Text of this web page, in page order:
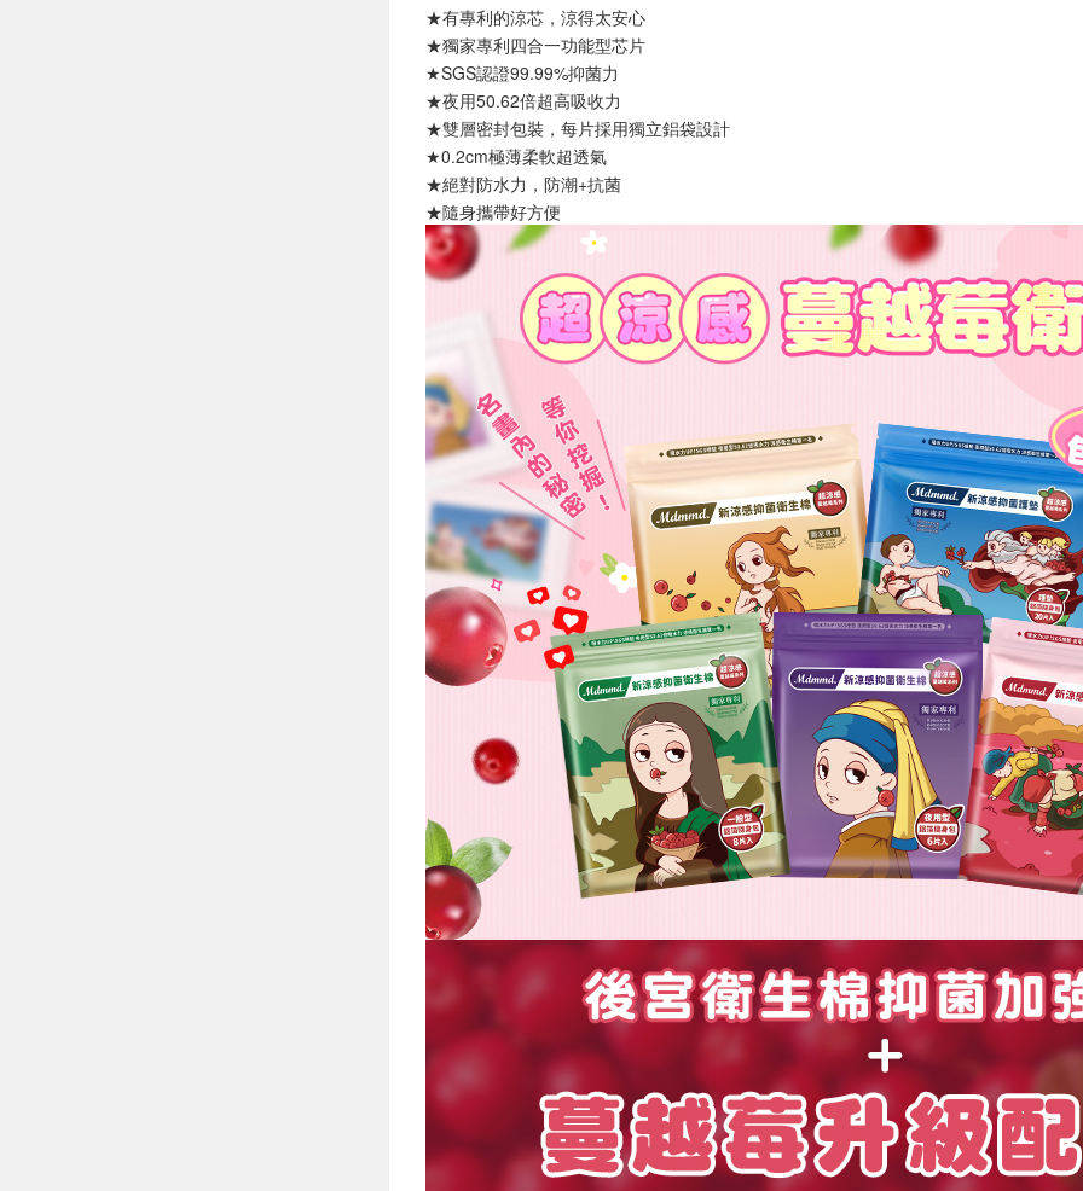
★有專利的涼芯，涼得太安心
★獨家專利四合一功能型芯片
★SGS認證99.99%抑菌力
★夜用50.62倍超高吸收力
★雙層密封包裝，每片採用獨立鋁袋設計
★0.2cm極薄柔軟超透氣
★絕對防水力，防潮+抗菌
★隨身攜帶好方便